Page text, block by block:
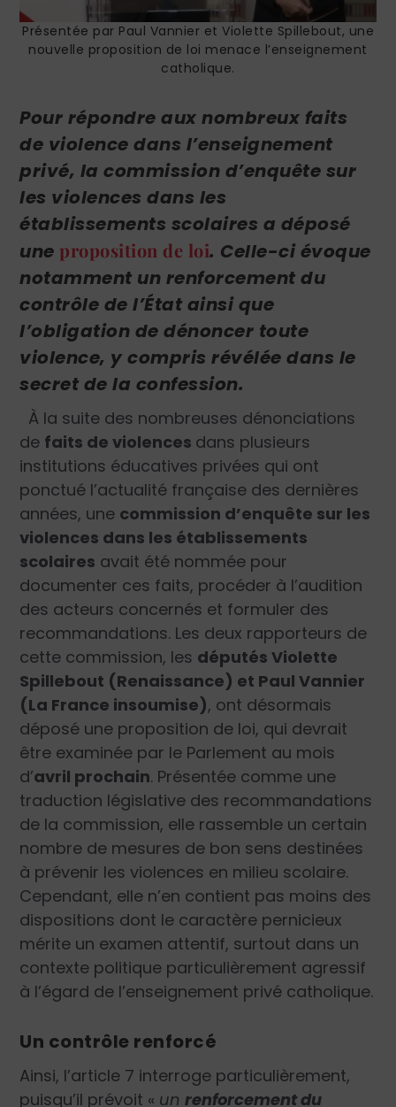
Présentée par Paul Vannier et Violette Spillebout, une
nouvelle proposition de loi menace l’enseignement
catholique.
Pour répondre aux nombreux faits
de violence dans l’enseignement
privé, lacommission d’enquête sur
les violences dans les
établissements scolaires a déposé
une proposition de loi. Celle-ci évoque
notamment un renforcement du
contrôle de l’État ainsi que
l’obligation de dénoncer toute
violence, y compris révélée dans le
secret de la confession.
À la suite des nombreuses dénonciations
de faits de violences dans plusieurs
institutions éducatives privées qui ont
ponctué l’actualité française des dernières
années, une commission d’enquête sur les
violences dans les établissements
scolaires avait été nommée pour
documenter ces faits, procéder à l’audition
des acteurs concernés et formuler des
recommandations. Les deux rapporteurs de
cette commission, les députés Violette
Spillebout (Renaissance) et Paul Vannier
(La France insoumise), ont désormais
déposé une proposition de loi, qui devrait
être examinée par le Parlement au mois
d’avril prochain. Présentée comme une
traduction législative des recommandations
de la commission, elle rassemble un certain
nombre de mesures de bon sens destinées
à prévenir les violences en milieu scolaire.
Cependant, elle n’en contient pas moins des
dispositions dont le caractère pernicieux
mérite un examen attentif, surtout dans un
contexte politique particulièrement agressif
à l’égard de l’enseignement privé catholique.
Un contrôle renforcé
Ainsi, l’article 7 interroge particulièrement,
puisqu’il prévoit « unrenforcement du